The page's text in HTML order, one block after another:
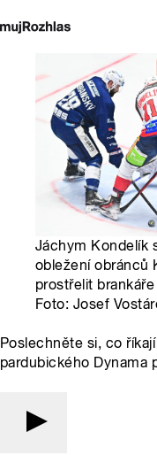
Jáchym Kondelík
obležení obránců
prostřelit brankáře
Foto: Josef
Poslechněte si, co
pardubického Dynama